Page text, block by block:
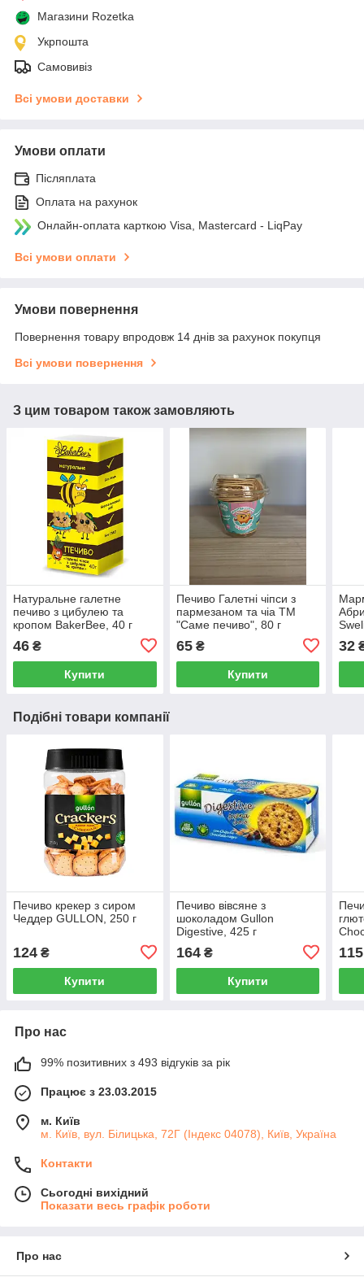
Магазини Rozetka
Укрпошта
Самовивіз
Всі умови доставки
Умови оплати
Післяплата
Оплата на рахунок
Онлайн-оплата карткою Visa, Mastercard - LiqPay
Всі умови оплати
Умови повернення
Повернення товару впродовж 14 днів за рахунок покупця
Всі умови повернення
З цим товаром також замовляють
Натуральне галетне
печиво з цибулею та
кропом BakerBee, 40 г
46 ₴
Купити
Печиво Галетні чіпси з
пармезаном та чіа ТМ
"Саме печиво", 80 г
65₴
Купити
32
Подібні товари компанії
Печиво крекер з сиром
Чеддер GULLON, 250 г
124 ₴
Купити
Печиво вівсяне з
шоколадом Gullon
Digestive, 425 г
164₴
Купити
115
Про нас
99% позитивних з 493 відгуків за рік
Працює з 23.03.2015
м. Київ
м. Київ, вул. Білицька, 72Г (Індекс 04078), Київ, Україна
Контакти
Сьогодні вихідний
Показати весь графік роботи
Про нас